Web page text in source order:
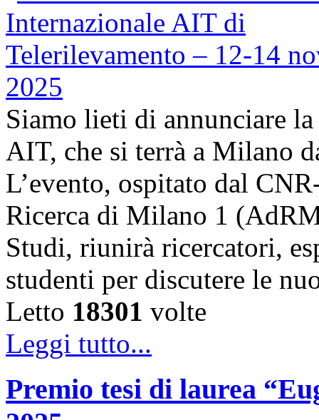
Siamo lieti di annunciare
AIT, che si terrà a Milano
L’evento, ospitato dal
Ricerca di Milano 1
Studi, riunirà ricercatori,
studenti per discutere le
Letto 18301 volte
Leggi tutto...
Premio tesi di laurea